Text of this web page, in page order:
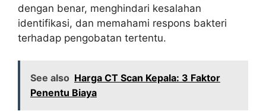
dengan benar, menghindari kesalahan
identifikasi, dan memahami respons bakteri
terhadap pengobatan tertentu.
See also Harga CT Scan Kepala: 3 Faktor
Penentu Biaya